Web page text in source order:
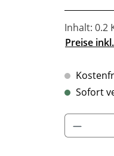
Inhalt: 0.2
Preise
Sofort
Produkt